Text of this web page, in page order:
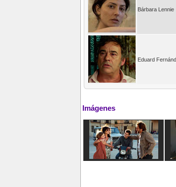
Bárbara Lennie
Eduard
Imágenes